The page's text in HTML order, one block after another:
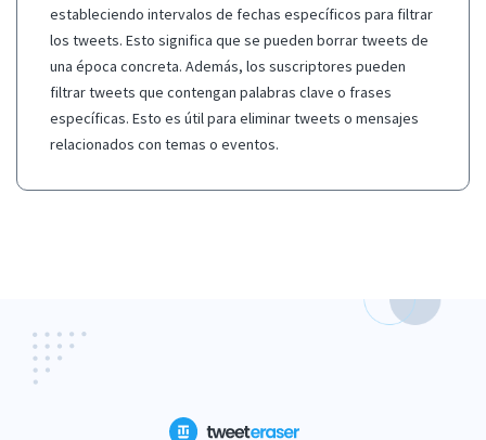
estableciendo intervalos de fechas específicos para filtrar
los tweets. Esto significa que se pueden borrar tweets de
una época concreta. Además, los suscriptores pueden
filtrar tweets que contengan palabras clave o frases
específicas. Esto es útil para eliminar tweets o mensajes
relacionados con temas o eventos.